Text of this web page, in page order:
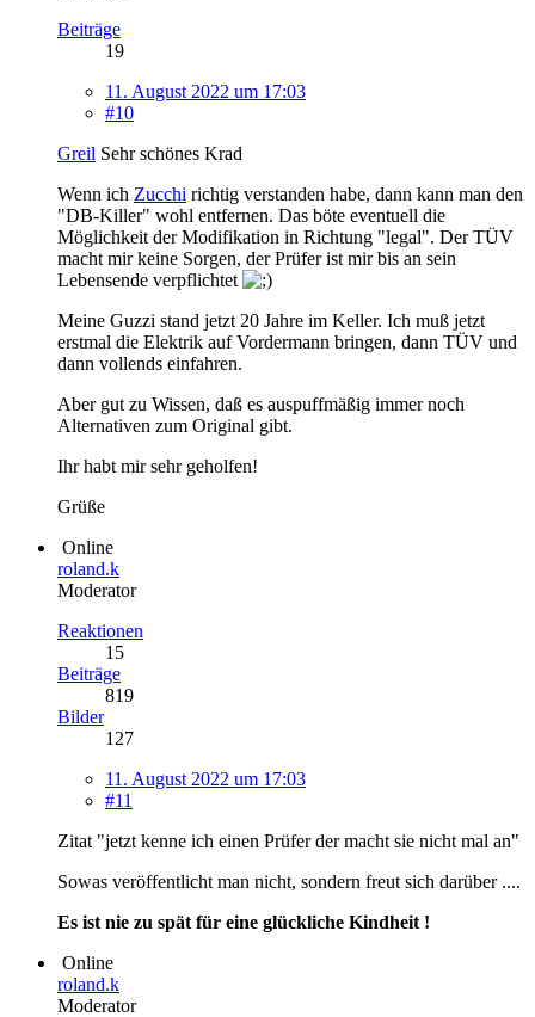
Beiträge
19
11. August 2022 um 17:03
#10
Greil Sehr schönes Krad
Wenn ich Zucchi richtig verstanden habe, dann kann man den
"DB-Killer" wohl entfernen. Das böte eventuell die
Möglichkeit der Modifikation in Richtung "legal". Der TÜV
macht mir keine Sorgen, der Prüfer ist mir bis an sein
Lebensende verpflichtet
Meine Guzzi stand jetzt 20 Jahre im Keller. Ich muß jetzt
erstmal die Elektrik auf Vordermann bringen, dann TÜV und
dann vollends einfahren.
Aber gut zu Wissen, daß es auspuffmäßig immer noch
Alternativen zum Original gibt.
Ihr habt mir sehr geholfen!
Grüße
Online
roland.k
Moderator
Reaktionen
15
Beiträge
819
Bilder
127
11. August 2022 um 17:03
#11
Zitat "jetzt kenne ich einen Prüfer der macht sie nicht mal an"
Sowas veröffentlicht man nicht, sondern freut sich darüber ....
Es ist nie zu spät für eine glückliche Kindheit !
Online
roland.k
Moderator